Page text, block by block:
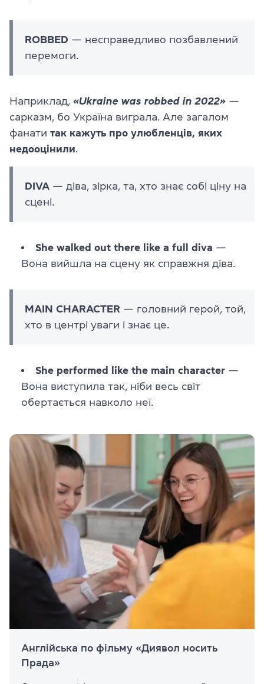
ROBBED — несправедливо позбавлений
перемоги.
Наприклад, «Ukraine was robbed in 2022» —
сарказм, бо Україна виграла. Але загалом
фанати так кажуть про улюбленців, яких
недооцінили.
DIVA — діва, зірка, та, хто знає собі ціну на
сцені.
She walked out there like a full diva —
Вона вийшла на сцену як справжня діва.
MAIN CHARACTER — головний герой, той,
хто в центрі уваги і знає це.
She performed like the main character —
Вона виступила так, ніби весь світ
обертається навколо неї.
Англійська по фільму «Диявол носить
Прада»